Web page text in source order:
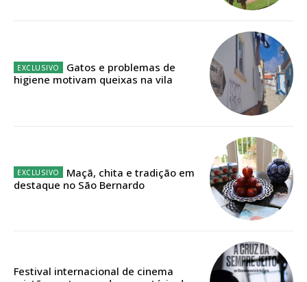
Escolha o plano de assinatura desejado:
32€
Edição em papel entregue à Quinta-feira em sua
Gatos e problemas de
higiene motivam queixas na vila
Maçã, chita e tradição em
destaque no São Bernardo
Festival internacional de cinema